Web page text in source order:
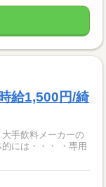
給1,500円/綺